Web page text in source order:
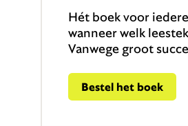
Hét boek voor
wanneer welk
Vanwege groot
Bestel het boek